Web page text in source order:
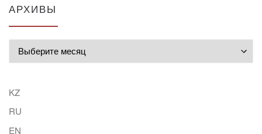
АРХИВЫ
KZ
RU
EN